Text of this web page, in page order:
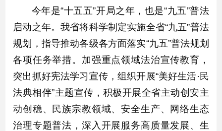
今年是“十五五”开局之年，也是“九五”普法
启动之年。我省将科学制定实施全省“九五”普法
规划，指导推动各级各方面落实“九五”普法规划
各项任务举措。加强重点领域法治宣传教育，
突出抓好宪法学习宣传，组织开展“美好生活·民
法典相伴”主题宣传，积极开展全省主动创安主
动创稳、民族宗教领域、安全生产、网络生态
治理专题普法，深入开展服务高质量发展、生